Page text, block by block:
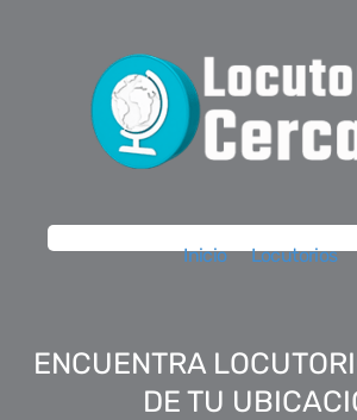
Inicio Locutorios
ENCUENTRA
DE TU